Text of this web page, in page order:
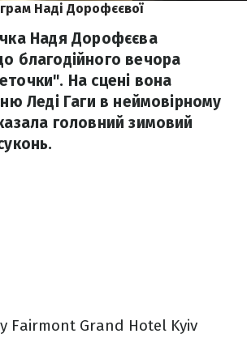
Наді Дорофєєвої
Надя Дорофєєва
благодійного вечора
На сцені вона
Леді Гаги в неймовірному
головний зимовий
Fairmont Grand Hotel Kyiv